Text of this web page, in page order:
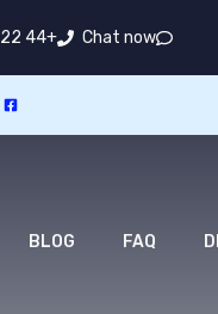
Chat now
+44 222 444 1122
FAQ
BLOG